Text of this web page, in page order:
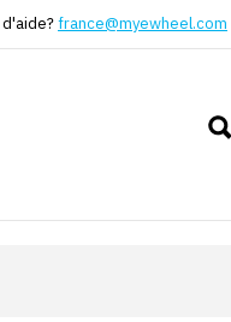
france@myewheel.com